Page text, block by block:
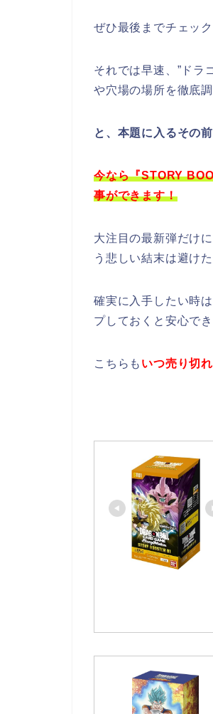
ぜひ最後までチェッ
それでは早速、”ドラ
や穴場の場所を徹底
と、本題に入るその前
今なら『STORY
事ができます！
大注目の最新弾だけ
う悲しい結末は避けた
確実に入手したい時
プしておくと安心でき
こちらも いつ売り切